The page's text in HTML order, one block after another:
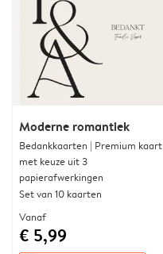
Moderne romantiek
Bedankkaarten | Premium kaart
met keuze uit 3
papierafwerkingen
Set van 10 kaarten
Vanaf
€ 5,99